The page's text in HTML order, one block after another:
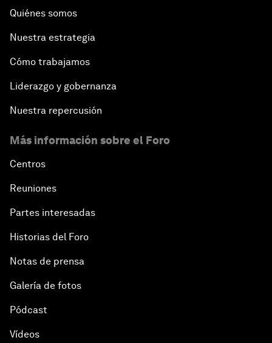
Quiénes somos
Nuestra estrategia
Cómo trabajamos
Liderazgo y gobernanza
Nuestra repercusión
Más información sobre el Foro
Centros
Reuniones
Partes interesadas
Historias del Foro
Notas de prensa
Galería de fotos
Pódcast
Vídeos